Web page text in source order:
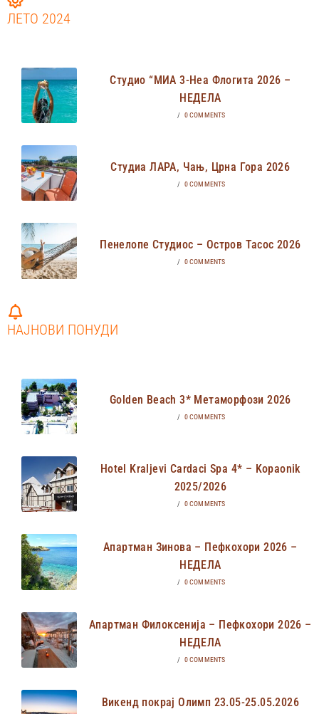
ЛЕТО 2024
Студио “МИА 3-Неа Флогита 2026 –
НЕДЕЛА
/ 0 COMMENTS
Студиа ЛАРА, Чањ, Црна Гора 2026
/ 0 COMMENTS
Пенелопе Студиос – Остров Тасос 2026
/ 0 COMMENTS
НАЈНОВИ ПОНУДИ
Golden Beach 3* Метаморфози 2026
/ 0 COMMENTS
Hotel Kraljevi Cardaci Spa 4* – Kopaonik
2025/2026
/ 0 COMMENTS
Апартман Зинова – Пефкохори 2026 –
НЕДЕЛА
/ 0 COMMENTS
Апартман Филоксенија – Пефкохори 2026 –
НЕДЕЛА
/ 0 COMMENTS
Викенд покрај Олимп 23.05-25.05.2026